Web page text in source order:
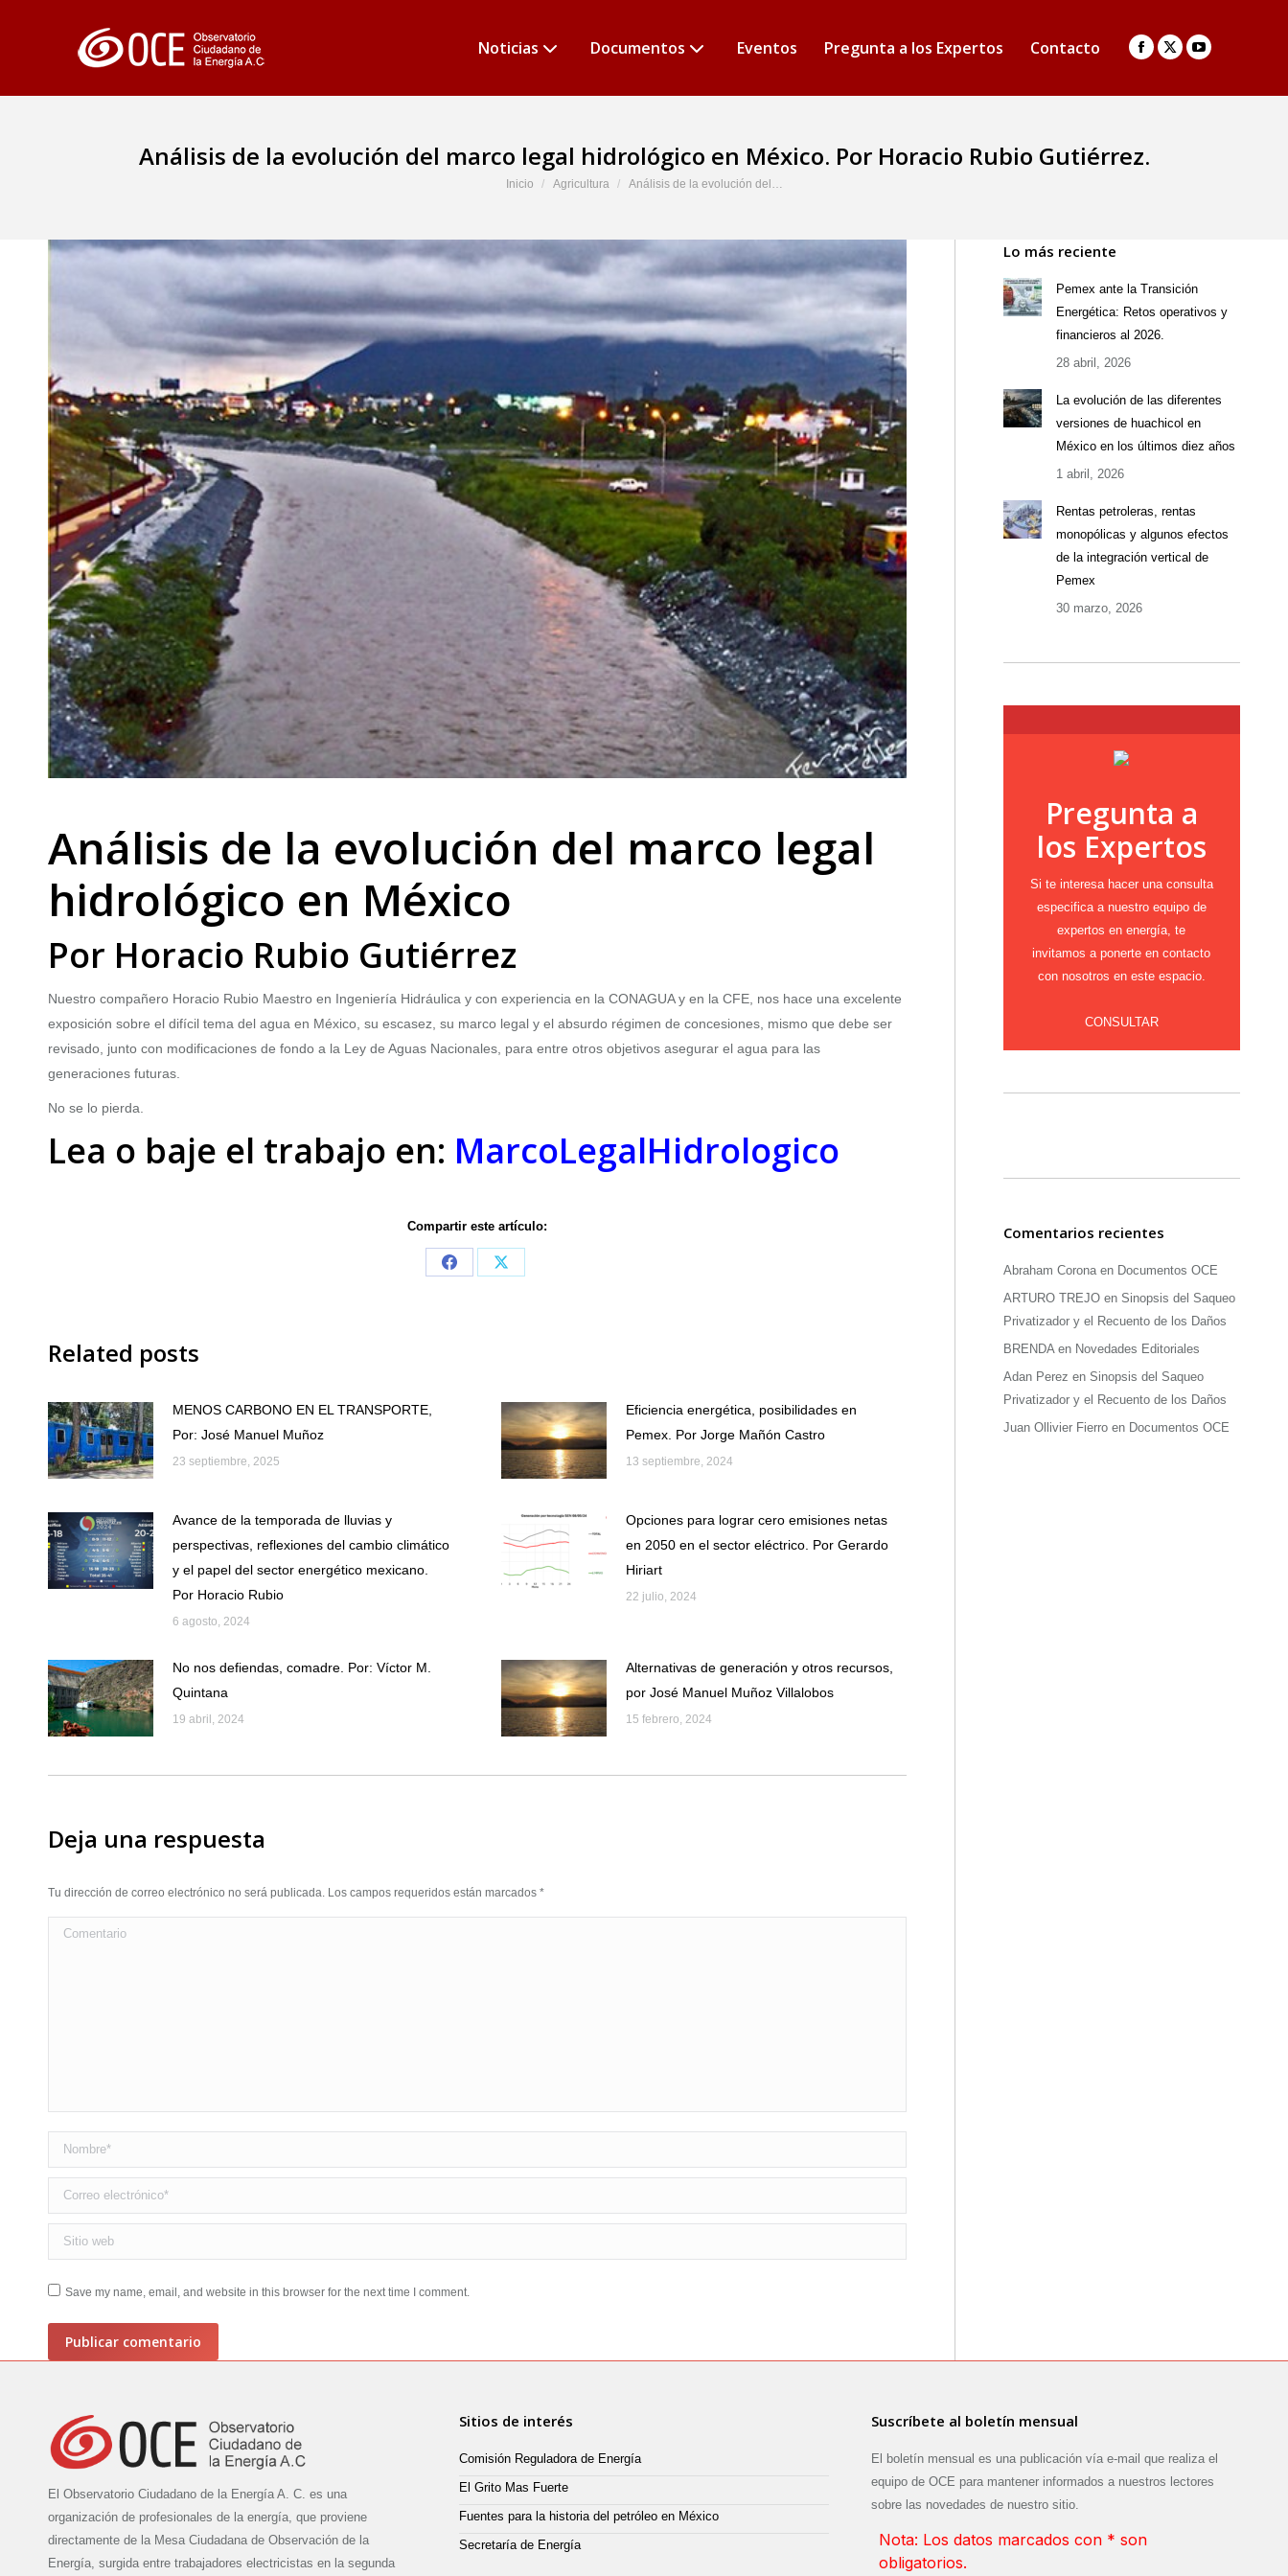
Noticias Documentos Eventos Pregunta a los Expertos Contacto
Facebook
new
X
YouTube
Análisis de la evolución del marco legal hidrológico en México. Por Horacio Rubio Gutiérrez.
Estás aquí:
Inicio Agricultura Análisis de la evolución del…
Análisis de la evolución del marco legal
hidrológico en México
Por Horacio Rubio Gutiérrez
Nuestro compañero Horacio Rubio Maestro en Ingeniería Hidráulica y con experiencia en la CONAGUA y en la CFE, nos hace una excelente
exposición sobre el difícil tema del agua en México, su escasez, su marco legal y el absurdo régimen de concesiones, mismo que debe ser
revisado, junto con modificaciones de fondo a la Ley de Aguas Nacionales, para entre otros objetivos asegurar el agua para las
generaciones futuras.
No se lo pierda.
Lea o baje el trabajo en: MarcoLegalHidrologico
Compartir este artículo:
Share
Share
Related posts
MENOS CARBONO EN EL TRANSPORTE,
Por: José Manuel Muñoz
23 septiembre, 2025
Eficiencia energética, posibilidades en
Pemex. Por Jorge Mañón Castro
13 septiembre, 2024
Avance de la temporada de lluvias y
perspectivas, reflexiones del cambio climático
y el papel del sector energético mexicano.
Por Horacio Rubio
6 agosto, 2024
Opciones para lograr cero emisiones netas
en 2050 en el sector eléctrico. Por Gerardo
Hiriart
22 julio, 2024
No nos defiendas, comadre. Por: Víctor M.
Quintana
19 abril, 2024
Alternativas de generación y otros recursos,
por José Manuel Muñoz Villalobos
15 febrero, 2024
Deja una respuesta
Tu dirección de correo electrónico no será publicada. Los campos requeridos están marcados *
Comentario
Nombre *
Correo electrónico *
Sitio web
Save my name, email, and website in this browser for the next time I comment.
Publicar comentario
Lo más reciente
Pemex ante la Transición
Energética: Retos operativos y
financieros al 2026.
28 abril, 2026
La evolución de las diferentes
versiones de huachicol en
México en los últimos diez años
1 abril, 2026
Rentas petroleras, rentas
monopólicas y algunos efectos
de la integración vertical de
Pemex
30 marzo, 2026
Pregunta a
los Expertos
Si te interesa hacer una consulta
especifica a nuestro equipo de
expertos en energía, te
invitamos a ponerte en contacto
con nosotros en este espacio.
CONSULTAR
Comentarios recientes
Abraham Coronaen Documentos OCE
ARTURO TREJOen Sinopsis del Saqueo
Privatizador y el Recuento de los Daños
BRENDAen Novedades Editoriales
Adan Perez en Sinopsis del Saqueo
Privatizador y el Recuento de los Daños
Juan Ollivier Fierroen Documentos OCE
El Observatorio Ciudadano de la Energía A. C. es una
organización de profesionales de la energía, que proviene
directamente de la Mesa Ciudadana de Observación de la
Energía, surgida entre trabajadores electricistas en la segunda
Sitios de interés
Comisión Reguladora de Energía
El Grito Mas Fuerte
Fuentes para la historia del petróleo en México
Secretaría de Energía
Suscríbete al boletín mensual
El boletín mensual es una publicación vía e-mail que realiza el
equipo de OCE para mantener informados a nuestros lectores
sobre las novedades de nuestro sitio.